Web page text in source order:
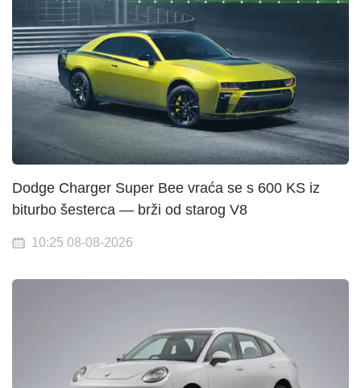
Dodge Charger Super Bee vraća se s 600 KS iz
biturbo šesterca — brži od starog V8
10:25 08-08-2026